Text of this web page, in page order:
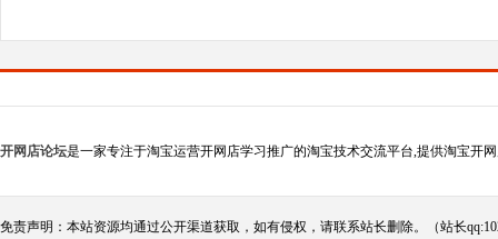
开网店论坛是一家专注于淘宝运营开网店学习推广的淘宝技术交流平台,提供淘宝开
免责声明：本站资源均通过公开渠道获取，如有侵权，请联系站长删除。（站长